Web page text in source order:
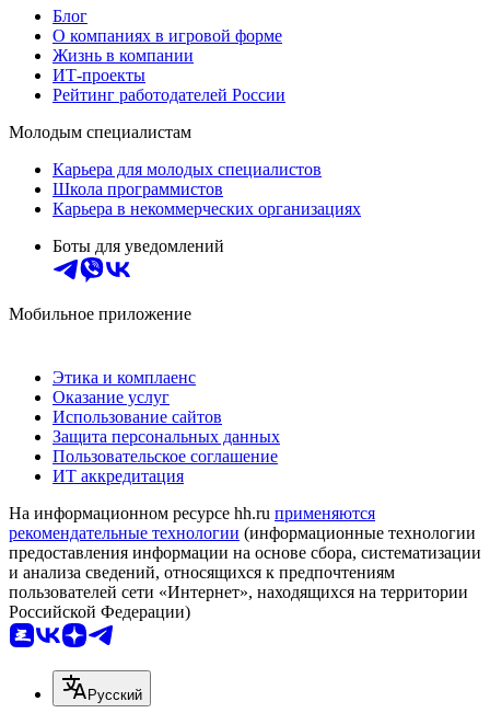
Блог
О компаниях в игровой форме
Жизнь в компании
ИТ-проекты
Рейтинг работодателей России
Молодым специалистам
Карьера для молодых специалистов
Школа программистов
Карьера в некоммерческих организациях
Боты для уведомлений
Мобильное приложение
Этика и комплаенс
Оказание услуг
Использование сайтов
Защита персональных данных
Пользовательское соглашение
ИТ аккредитация
На информационном ресурсе hh.ru применяются
рекомендательные технологии (информационные технологии
предоставления информации на основе сбора, систематизации
и анализа сведений, относящихся к предпочтениям
пользователей сети «Интернет», находящихся на территории
Российской Федерации)
Русский